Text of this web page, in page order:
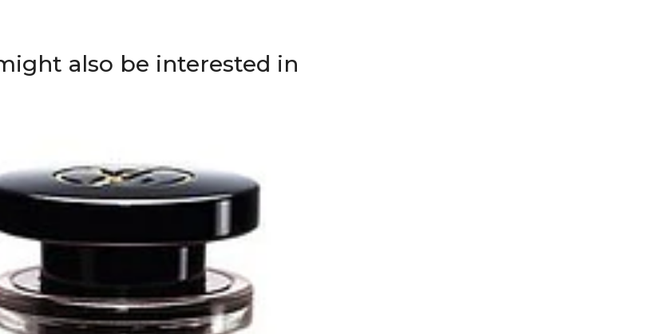
also be interested in